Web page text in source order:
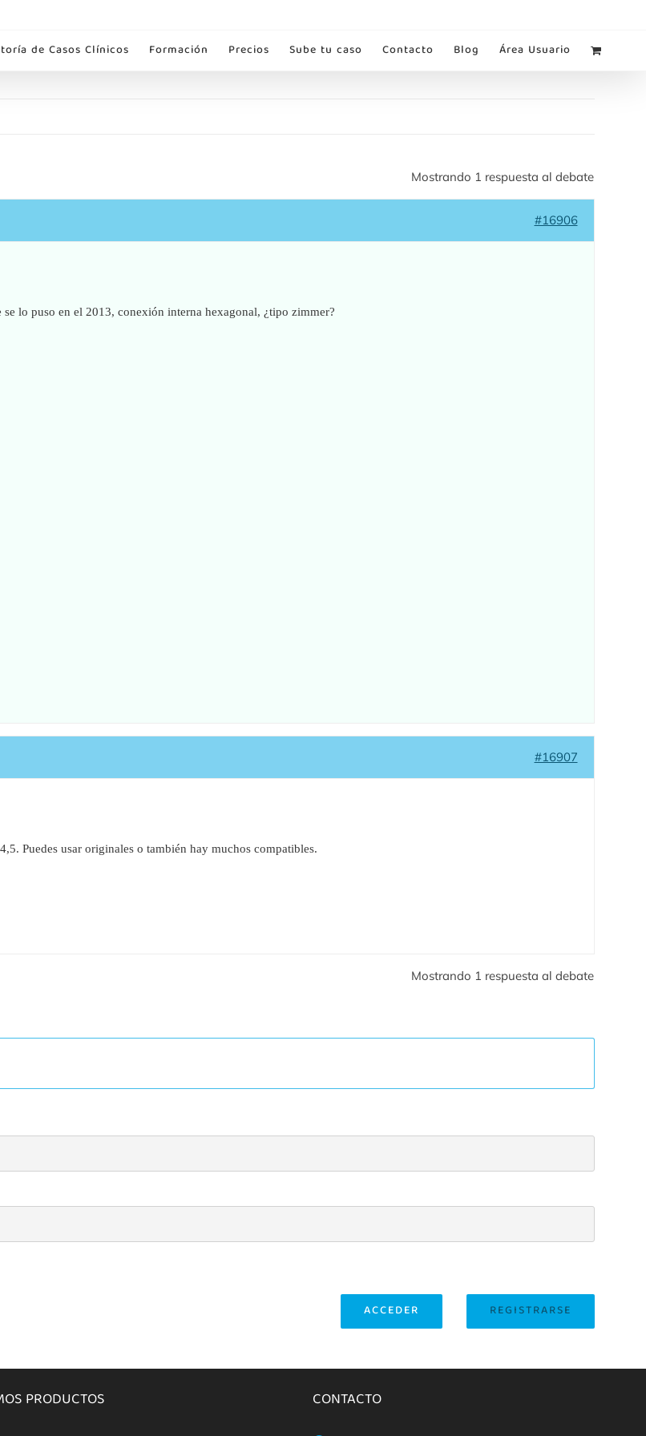
de Casos Clínicos Formación Precios Sube tu caso Contacto Blog Área Usuario
Mostrando 1 respuesta al debate
#16906
lo puso en el 2013, conexión interna hexagonal, ¿tipo zimmer?
#16907
Puedes usar originales o también hay muchos compatibles.
Mostrando 1 respuesta al debate
REGISTRARSE
ACCEDER
PRODUCTOS CONTACTO